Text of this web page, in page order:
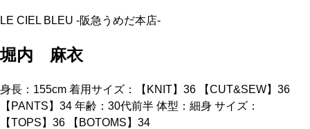
LE CIEL BLEU -阪急うめだ本店-
堀内 麻衣
身長：155cm 着用サイズ：【KNIT】36 【CUT&SEW】36
【PANTS】34 年齢：30代前半 体型：細身 サイズ：
【TOPS】36 【BOTOMS】34